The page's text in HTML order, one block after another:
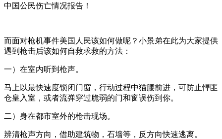
中国公民伤亡情况报告！
而面对枪机事件美国人民该如何做呢？小景弟在此为大家提供
遇到枪击后该如何自救求救的方法：
一）在室内听到枪声。
马上以最快速度锁闭门窗，行动过程中猫腰前进，可防止悍匪
仓皇入室，或者流弹穿过脆弱的门和窗误伤到你。
二）身在都市室外的枪击现场。
辨清枪声方向，借助建筑物，石墙等，反方向快速逃离。